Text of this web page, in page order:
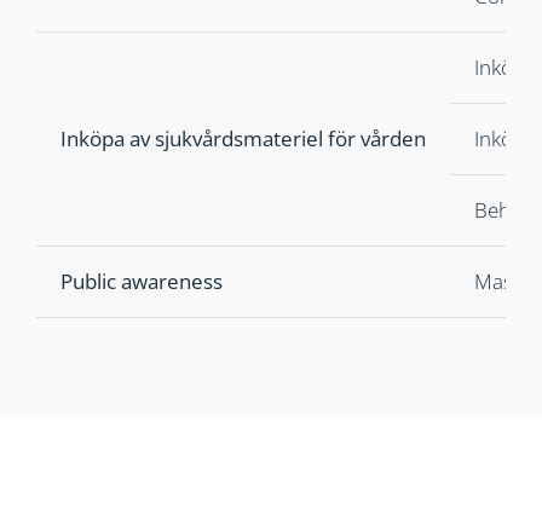
Inköpa av sjukvårdsmateriel för vården Inköp
Public awareness